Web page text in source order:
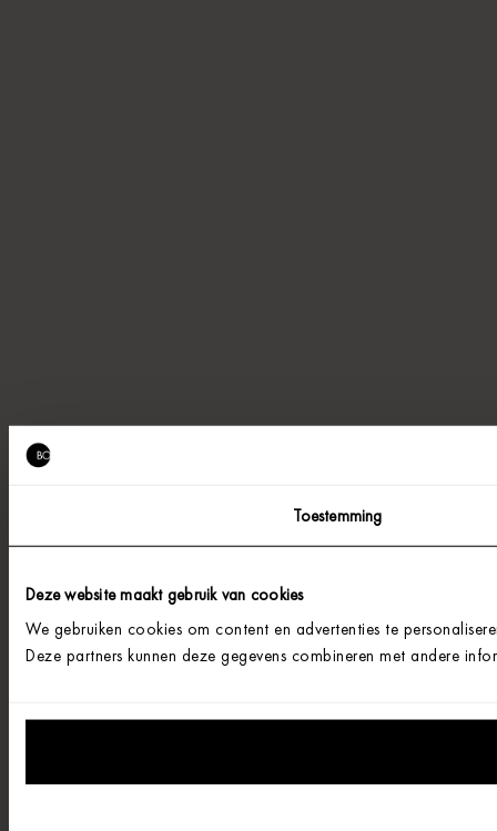
Toestemming
Deze website maakt gebruik van cookies
We gebruiken cookies om content en advertenties te
Deze partners kunnen deze gegevens combineren met andere